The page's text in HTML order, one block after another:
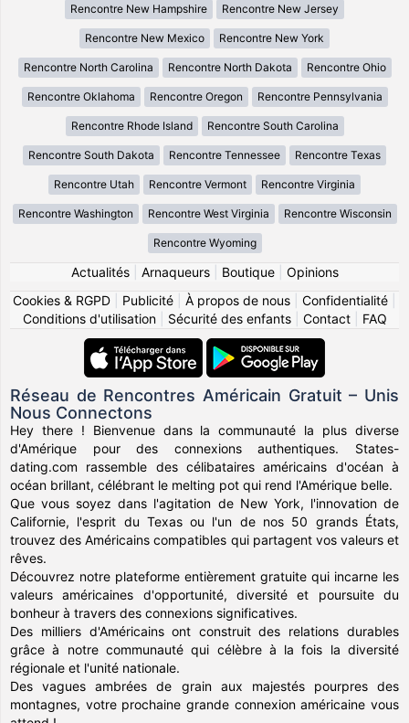
Rencontre New Hampshire Rencontre New Jersey
Rencontre New Mexico Rencontre New York
Rencontre North Carolina Rencontre North Dakota Rencontre Ohio
Rencontre Oklahoma Rencontre Oregon Rencontre Pennsylvania
Rencontre Rhode Island Rencontre South Carolina
Rencontre South Dakota Rencontre Tennessee Rencontre Texas
Rencontre Utah Rencontre Vermont Rencontre Virginia
Rencontre Washington Rencontre West Virginia Rencontre Wisconsin
Rencontre Wyoming
Actualités| Arnaqueurs| Boutique| Opinions
Cookies & RGPD
Publicité À propos de nous Confidentialité
Conditions d'utilisation| Sécurité des enfants| Contact| FAQ
Réseau de Rencontres Américain Gratuit – Unis
Nous Connectons
Hey there ! Bienvenue dans la communauté la plus diverse
d'Amérique pour des connexions authentiques. States-
dating.com rassemble des célibataires américains d'océan à
océan brillant, célébrant le melting pot qui rend l'Amérique belle.
Que vous soyez dans l'agitation de New York, l'innovation de
Californie, l'esprit du Texas ou l'un de nos 50 grands États,
trouvez des Américains compatibles qui partagent vos valeurs et
rêves.
Découvrez notre plateforme entièrement gratuite qui incarne les
valeurs américaines d'opportunité, diversité et poursuite du
bonheur à travers des connexions significatives.
Des milliers d'Américains ont construit des relations durables
grâce à notre communauté qui célèbre à la fois la diversité
régionale et l'unité nationale.
Des vagues ambrées de grain aux majestés pourpres des
montagnes, votre prochaine grande connexion américaine vous